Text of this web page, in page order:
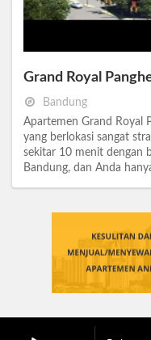
Grand Royal
Bandung
Apartemen Grand Royal
yang berlokasi sangat
sekitar 10 menit dengan
Bandung, dan Anda